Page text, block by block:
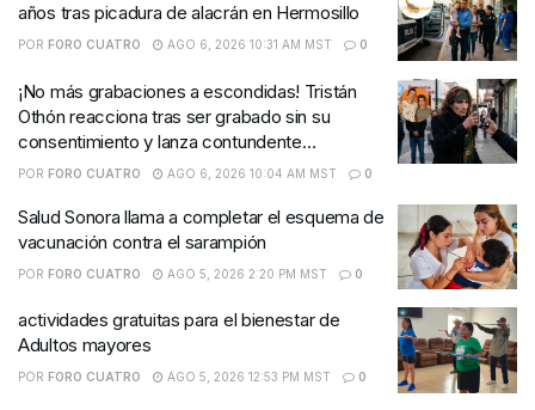
años tras picadura de alacrán en Hermosillo
POR FORO CUATRO AGO 6, 2026 10:31 AM MST 0
¡No más grabaciones a escondidas! Tristán
Othón reacciona tras ser grabado sin su
consentimiento y lanza contundente
advertencia
POR FORO CUATRO AGO 6, 2026 10:04 AM MST 0
Salud Sonora llama a completar el esquema de
vacunación contra el sarampión
POR FORO CUATRO AGO 5, 2026 2:20 PM MST 0
actividades gratuitas para el bienestar de
Adultos mayores
POR FORO CUATRO AGO 5, 2026 12:53 PM MST 0